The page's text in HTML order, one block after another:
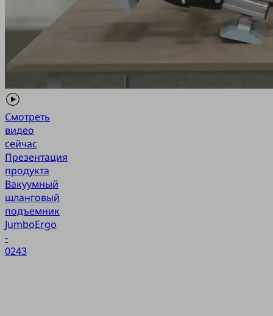
Смотреть
видео
сейчас
Презентация
продукта
Вакуумный
шланговый
подъемник
JumboErgo
-
0243